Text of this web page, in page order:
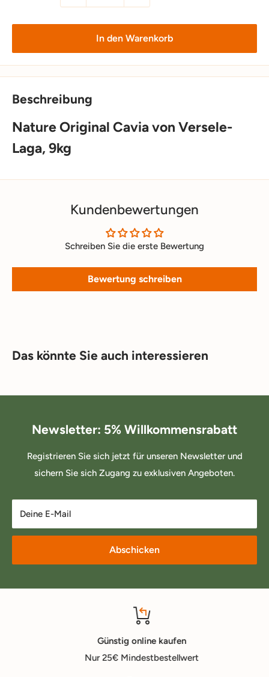
In den Warenkorb
Beschreibung
Nature Original Cavia von Versele-
Laga, 9kg
Kundenbewertungen
Schreiben Sie die erste Bewertung
Bewertung schreiben
Das könnte Sie auch interessieren
Newsletter: 5% Willkommensrabatt
Registrieren Sie sich jetzt für unseren Newsletter und
sichern Sie sich Zugang zu exklusiven Angeboten.
Deine E-Mail
Abschicken
Günstig online kaufen
Nur 25€ Mindestbestellwert